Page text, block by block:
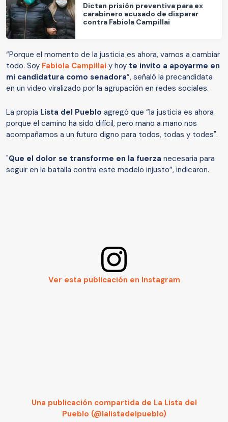
Dictan prisión preventiva para ex
carabinero acusado de disparar
contra Fabiola Campillai
“Porque el momento de la justicia es ahora, vamos a cambiar
todo. Soy Fabiola Campillai y hoy te invito a apoyarme en
mi candidatura como senadora”, señaló la precandidata
en un video viralizado por la agrupación en redes sociales.
La propia Lista del Pueblo agregó que “la justicia es ahora
porque el camino ha sido difícil, pero mano a mano nos
acompañamos a un futuro digno para todos, todas y todes".
"Que el dolor se transforme en la fuerza necesaria para
seguir en la batalla contra este modelo injusto”, indicaron.
Ver esta publicación en Instagram
Una publicación compartida de La Lista del
Pueblo (@lalistadelpueblo)